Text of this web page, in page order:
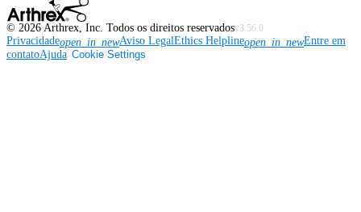
© 2026 Arthrex, Inc. Todos os direitos reservadosv3.56.0
Privacidadeopen_in_newAviso LegalEthics Helplineopen_in_newEntre em
contatoAjuda Cookie Settings